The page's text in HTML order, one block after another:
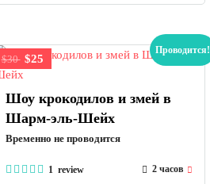
Проводится!
$30 $25
Шоу крокодилов и змей в
Шарм-эль-Шейх
Временно не проводится
1 review 2 часов